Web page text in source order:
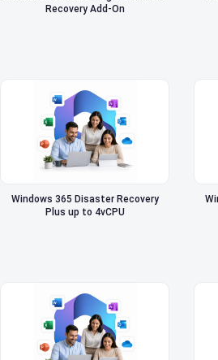
Recovery Add-On
Windows 365 Disaster Recovery
Plus up to 4vCPU